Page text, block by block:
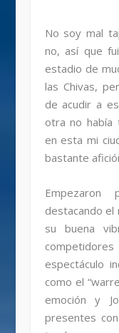
No soy mal
no, así que
estadio de
las Chivas,
de acudir a
otra no había
en esta mi
bastante
Empezaron
destacando el
su buena
espectáculo
como el
emoción y
presentes